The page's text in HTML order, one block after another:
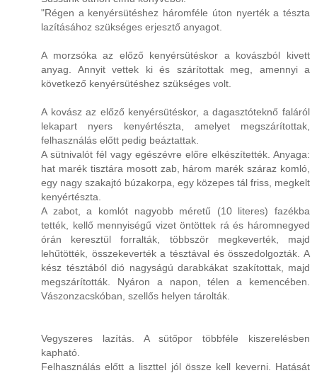
"Régen a kenyérsütéshez háromféle úton nyerték a tészta
lazításához szükséges erjesztő anyagot.
A morzsóka az előző kenyérsütéskor a kovászból kivett
anyag. Annyit vettek ki és szárítottak meg, amennyi a
következő kenyérsütéshez szükséges volt.
A kovász az előző kenyérsütéskor, a dagasztóteknő faláról
lekapart nyers kenyértészta, amelyet megszárítottak,
felhasználás előtt pedig beáztattak.
A sütnivalót fél vagy egészévre előre elkészítették. Anyaga:
hat marék tisztára mosott zab, három marék száraz komló,
egy nagy szakajtó búzakorpa, egy közepes tál friss, megkelt
kenyértészta.
A zabot, a komlót nagyobb méretű (10 literes) fazékba
tették, kellő mennyiségű vizet öntöttek rá és háromnegyed
órán keresztül forralták, többször megkeverték, majd
lehűtötték, összekeverték a tésztával és összedolgozták. A
kész tésztából dió nagyságú darabkákat szakítottak, majd
megszárították. Nyáron a napon, télen a kemencében.
Vászonzacskóban, szellős helyen tárolták.
Vegyszeres lazítás. A sütőpor többféle kiszerelésben
kapható.
Felhasználás előtt a liszttel jól össze kell keverni. Hatását